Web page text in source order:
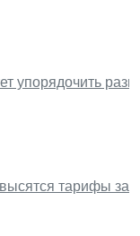
упорядочить
тарифы за